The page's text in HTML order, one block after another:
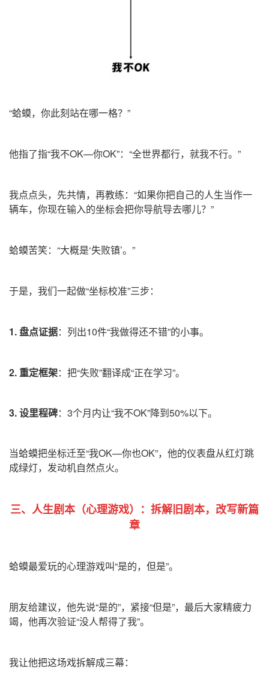
“蛤蟆，你此刻站在哪一格？”
他指了指“我不OK—你OK”：“全世界都行，就我不行。”
我点点头，先共情，再教练：“如果你把自己的人生当作一
辆车，你现在输入的坐标会把你导航导去哪儿？”
蛤蟆苦笑：“大概是‘失败镇’。”
于是，我们一起做“坐标校准”三步：
1. 盘点证据：列出10件“我做得还不错”的小事。
2. 重定框架：把“失败”翻译成“正在学习”。
3. 设里程碑：3个月内让“我不OK”降到50%以下。
当蛤蟆把坐标迁至“我OK—你也OK”，他的仪表盘从红灯跳
成绿灯，发动机自然点火。
三、人生剧本（心理游戏）：拆解旧剧本，改写新篇
章
蛤蟆最爱玩的心理游戏叫“是的，但是”。
朋友给建议，他先说“是的”，紧接“但是”，最后大家精疲力
竭，他再次验证“没人帮得了我”。
我让他把这场戏拆解成三幕：